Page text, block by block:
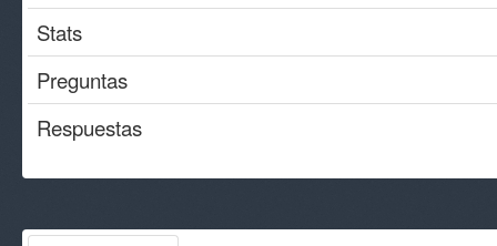
Stats
Preguntas
Respuestas